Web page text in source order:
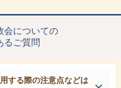
会についての
るご質問
する際の注意点などは